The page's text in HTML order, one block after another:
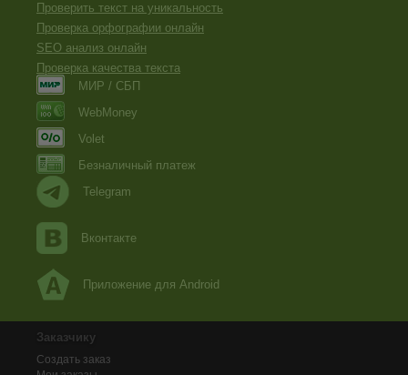
Проверить текст на уникальность
Проверка орфографии онлайн
SEO анализ онлайн
Проверка качества текста
МИР / СБП
WebMoney
Volet
Безналичный платеж
Telegram
Вконтакте
Приложение для Android
Заказчику
Создать заказ